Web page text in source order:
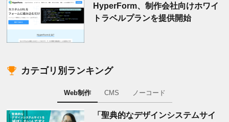
HyperForm、制作会社向けホワイ
トラベルプランを提供開始
カテゴリ別ランキング
Web制作 CMS ノーコード
「聖典的なデザインシステムサイ